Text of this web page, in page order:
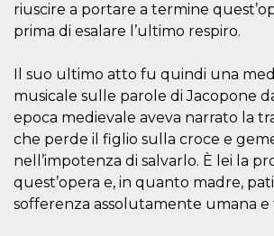
riuscire a portare a termine
prima di esalare l’ultimo respiro.
Il suo ultimo atto fu quindi una
musicale sulle parole di Jacopone
epoca medievale aveva narrato la
che perde il figlio sulla croce e
nell’impotenza di salvarlo. È lei la
quest’opera e, in quanto madre,
sofferenza assolutamente umana e
Provider /
Dominio
c_user
Meta
Platform Inc.
.facebook.com